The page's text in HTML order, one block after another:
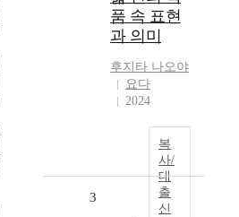
품 속 표현
과 의미
후지타 나오야
요다
2024
복
사/
대
출
신
3